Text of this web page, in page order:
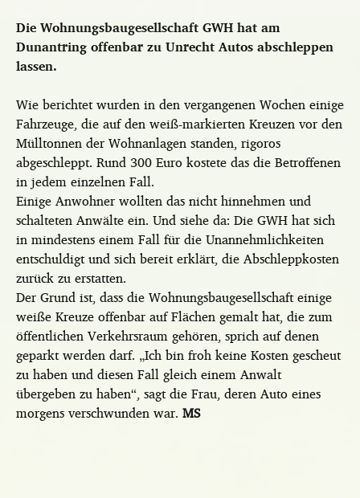
Die Wohnungsbaugesellschaft GWH hat am
Dunantring offenbar zu Unrecht Autos abschleppen
lassen.
Wie berichtet wurden in den vergangenen Wochen einige
Fahrzeuge, die auf den weiß-markierten Kreuzen vor den
Mülltonnen der Wohnanlagen standen, rigoros
abgeschleppt. Rund 300 Euro kostete das die Betroffenen
in jedem einzelnen Fall.
Einige Anwohner wollten das nicht hinnehmen und
schalteten Anwälte ein. Und siehe da: Die GWH hat sich
in mindestens einem Fall für die Unannehmlichkeiten
entschuldigt und sich bereit erklärt, die Abschleppkosten
zurück zu erstatten.
Der Grund ist, dass die Wohnungsbaugesellschaft einige
weiße Kreuze offenbar auf Flächen gemalt hat, die zum
öffentlichen Verkehrsraum gehören, sprich auf denen
geparkt werden darf. „Ich bin froh keine Kosten gescheut
zu haben und diesen Fall gleich einem Anwalt
übergeben zu haben“, sagt die Frau, deren Auto eines
morgens verschwunden war. MS